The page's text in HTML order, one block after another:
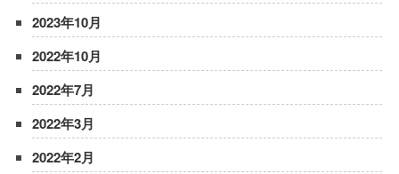
2023年10月
2022年10月
2022年7月
2022年3月
2022年2月